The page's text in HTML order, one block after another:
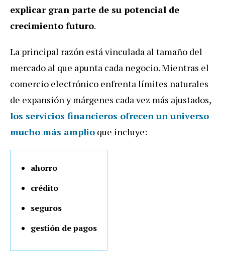
explicar gran parte de su potencial de
crecimiento futuro.
La principal razón está vinculada al tamaño del
mercado al que apunta cada negocio. Mientras el
comercio electrónico enfrenta límites naturales
de expansión y márgenes cada vez más ajustados,
los servicios financieros ofrecen un universo
mucho más amplio que incluye:
ahorro
crédito
seguros
gestión de pagos